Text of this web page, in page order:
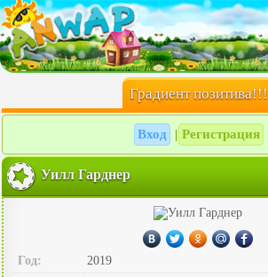
Градиент позитива!!!
Вход Регистрация
Уилл Гарднер
Год:
2019